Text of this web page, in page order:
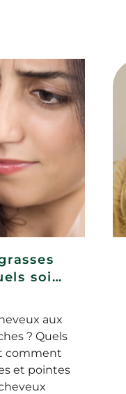
soins
aux
? Quels
comment
et pointes